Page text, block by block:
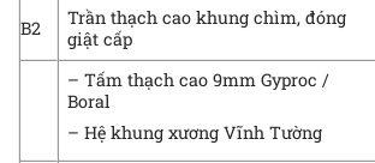
B2
Trần thạch cao khung chìm, đóng
giật cấp
– Tấm thạch cao 9mm Gyproc /
Boral
– Hệ khung xương Vĩnh Tường